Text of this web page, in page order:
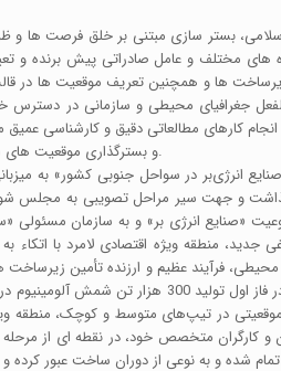
بستر سازی مبتنی بر خلق فرصت ها و
مختلف و عامل صادراتی پیش برنده و
ها و همچنین تعریف موقعیت ها در
جغرافیای محیطی و سازمانی در دسترس
کارهای مطالعاتی دقیق و کارشناسی
و بسترگذاری موقعیت های سرمایه گذاری در راستای اجرای سناریوهای فنی و تشکیلاتی جذب سرمایه گذاران می نماید.
صنایع انرژی‌بر در سواحل جنوبی کشور»
«صنایع انرژی بر» و به سازمان
منطقه ویژه اقتصادی لامرد با
فرآیند عظیم و ارزنده تأمین
بزرگ و استراتژیک همچون کارخانه آلومینیوم
در تیپ‌های متوسط و کوچک، منطقه
کارگران متخصص خود، در نقطه ای از